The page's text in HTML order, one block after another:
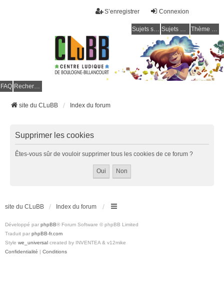
Connexion
S’enregistrer
Sujets sans réponse Sujets actifs Thème clair / foncé
FAQ Rechercher
site du CLuBB Index du forum
Supprimer les cookies
Êtes-vous sûr de vouloir supprimer tous les cookies de ce forum ?
site du CLuBB Index du forum
Développé par phpBB® Forum Software © phpBB Limited
Traduit par phpBB-fr.com
Style we_universal created by INVENTEA & v12mike
Confidentialité | Conditions